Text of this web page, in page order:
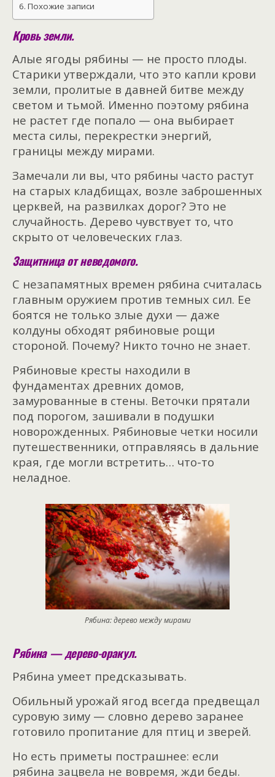
Похожие записи
Кровь земли.
Алые ягоды рябины — не просто плоды.
Старики утверждали, что это капли крови
земли, пролитые в давней битве между
светом и тьмой. Именно поэтому рябина
не растет где попало — она выбирает
места силы, перекрестки энергий,
границы между мирами.
Замечали ли вы, что рябины часто растут
на старых кладбищах, возле заброшенных
церквей, на развилках дорог? Это не
случайность. Дерево чувствует то, что
скрыто от человеческих глаз.
Защитница от неведомого.
С незапамятных времен рябина считалась
главным оружием против темных сил. Ее
боятся не только злые духи — даже
колдуны обходят рябиновые рощи
стороной. Почему? Никто точно не знает.
Рябиновые кресты находили в
фундаментах древних домов,
замурованные в стены. Веточки прятали
под порогом, зашивали в подушки
новорожденных. Рябиновые четки носили
путешественники, отправляясь в дальние
края, где могли встретить… что-то
неладное.
Рябина: дерево между мирами
Рябина — дерево-оракул.
Рябина умеет предсказывать.
Обильный урожай ягод всегда предвещал
суровую зиму — словно дерево заранее
готовило пропитание для птиц и зверей.
Но есть приметы пострашнее: если
рябина зацвела не вовремя, жди беды.